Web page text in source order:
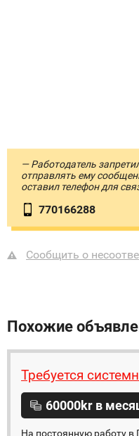
— Работодатель
отправлять ему
оставил телефон для
770166288
Сообщить о
Похожие
Требуется
60000kr в
На постоянную работу в